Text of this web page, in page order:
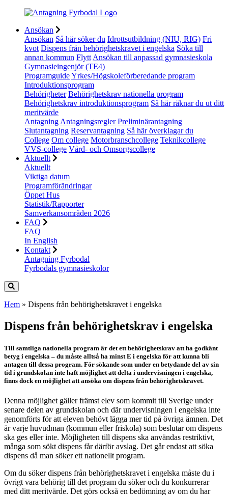
Ansökan
Ansökan Så här söker du Idrottsutbildning (NIU, RIG) Fri
kvot Dispens från behörighetskravet i engelska Söka till
annan kommun Flytt Ansökan till anpassad gymnasieskola
Gymnasieingenjör (TE4)
ProgramguideYrkes/Högskoleförberedande program
Introduktionsprogram
Behörigheter Behörighetskrav nationella program
Behörighetskrav introduktionsprogram Så här räknar du ut ditt
meritvärde
Antagning Antagningsregler Preliminärantagning
Slutantagning Reservantagning Så här överklagar du
College Om college Motorbranschcollege Teknikcollege
VVS-college Vård- och Omsorgscollege
Aktuellt
Aktuellt
Viktiga datum
Programförändringar
Öppet Hus
Statistik/Rapporter
Samverkansområden 2026
FAQ
FAQ
In English
Kontakt
Antagning Fyrbodal
Fyrbodals gymnasieskolor
Hem » Dispens från behörighetskravet i engelska
Dispens från behörighetskrav i engelska
Till samtliga nationella program är det ett behörighetskrav att ha godkänt
betyg i engelska – du måste alltså ha minst E i engelska för att kunna bli
antagen till dessa program. För sökande som under en betydande del av sin
tid i grundskolan inte haft möjlighet att delta i undervisningen i engelska,
finns dock en möjlighet att ansöka om dispens från behörighetskravet.
Denna möjlighet gäller främst elev som kommit till Sverige under
senare delen av grundskolan och där undervisningen i engelska inte
genomförts för att eleven behövt lägga mer tid på övriga ämnen. Det
är varje huvudman (kommun eller friskola) som beslutar om dispens
ska ges eller inte. Möjligheten till dispens ska användas restriktivt,
många som sökt dispens får därför avslag. Det går endast att söka
dispens då man söker ett nationellt program.
Om du söker dispens från behörighetskravet i engelska måste du i
övrigt vara behörig till det program du söker och du konkurrerar
med ditt meritvärde. Det görs också en bedömning av om du har